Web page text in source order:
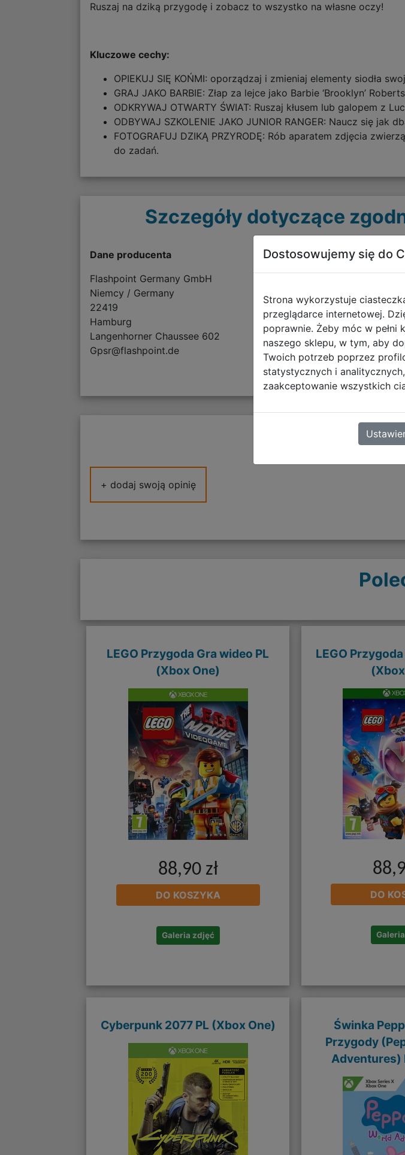
Ruszaj na dziką przygodę i zobacz to wszystko na własne oczy!
Kluczowe cechy:
OPIEKUJ SIĘ KOŃMI: oporządzaj i zmieniaj elementy siodła
GRAJ JAKO BARBIE: Złap za lejce jako Barbie ‘Brooklyn’
ODKRYWAJ OTWARTY ŚWIAT: Ruszaj kłusem lub galopem z
ODBYWAJ SZKOLENIE JAKO JUNIOR RANGER: Naucz się
FOTOGRAFUJ DZIKĄ PRZYRODĘ: Rób aparatem zdjęcia
do zadań.
Szczegóły dotyczące
Dane producenta
Flashpoint Germany GmbH
Niemcy / Germany
22419
Hamburg
Langenhorner Chaussee 602
Gpsr@flashpoint.de
Opinie
+ dodaj swoją opinię
LEGO Przygoda Gra wideo PL
(Xbox One)
88,90 zł
DO KOSZYKA
Galeria zdjęć
LEGO
DO
Cyberpunk 2077 PL (Xbox One)
Świnka
Przygody
Adventures)
Dostosowujemy się do
Strona wykorzystuje
przeglądarce internetowej.
poprawnie. Żeby móc w pełni
naszego sklepu, w tym, aby
Twoich potrzeb poprzez
statystycznych i
zaakceptowanie wszystkich